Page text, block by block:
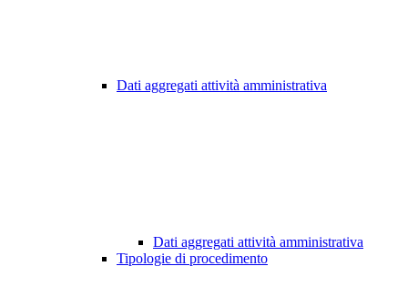
Dati aggregati attività amministrativa
Dati aggregati attività amministrativa
Tipologie di procedimento